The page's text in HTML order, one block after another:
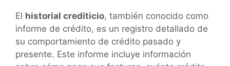
El historial crediticio, también conocido como
informe de crédito, es un registro detallado de
su comportamiento de crédito pasado y
presente. Este informe incluye información